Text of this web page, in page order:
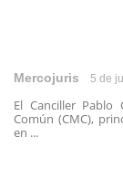
Mercojuris 5 de
El Canciller
Común (CMC),
en ...